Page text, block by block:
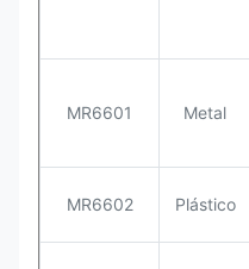
MR6601 Metal
MR6602 Plástico